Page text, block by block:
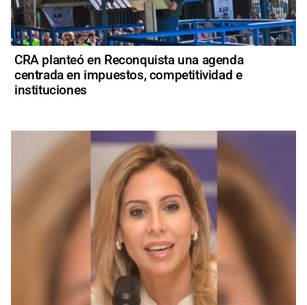
CRA planteó en Reconquista una agenda
centrada en impuestos, competitividad e
instituciones